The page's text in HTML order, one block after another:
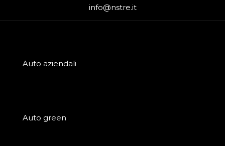
info@nstre.it
Auto aziendali
Auto green